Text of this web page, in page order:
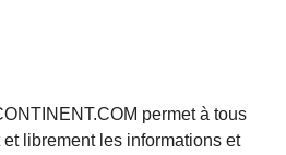
permet à tous
librement les informations et